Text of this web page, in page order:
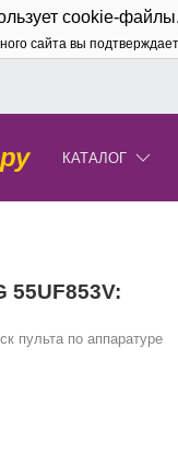
cookie-файлы.
сайта вы
КАТАЛОГ
55UF853V:
пульта по аппаратуре